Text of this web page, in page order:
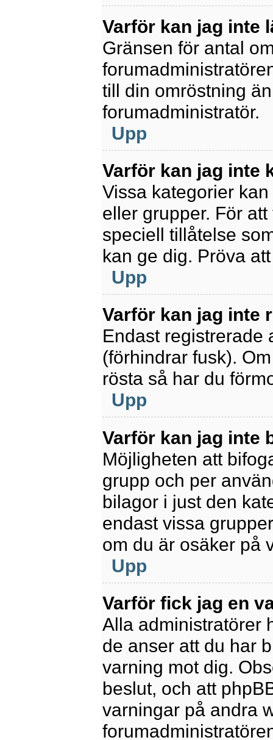
Varför kan jag inte
Gränsen för antal
till din omröstning
forumadministratör.
Upp
Varför kan jag inte
Vissa kategorier
eller grupper. För
speciell tillåtelse
kan ge dig. Pröva
Upp
Varför kan jag inte
Endast registrerade
(förhindrar fusk).
rösta så har du
Upp
Varför kan jag inte
Möjligheten att
grupp och per
bilagor i just den
endast vissa
om du är osäker på
Upp
Varför fick jag en
Alla administratörer
de anser att du har
varning mot dig.
beslut, och att
varningar på andra